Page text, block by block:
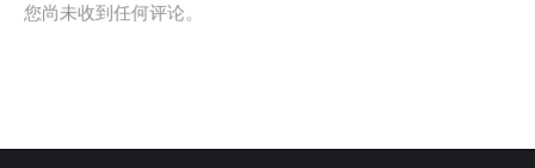
您尚未收到任何评论。